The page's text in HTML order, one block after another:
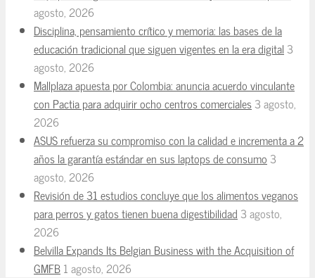
agosto, 2026
Disciplina, pensamiento crítico y memoria: las bases de la
educación tradicional que siguen vigentes en la era digital 3
agosto, 2026
Mallplaza apuesta por Colombia: anuncia acuerdo vinculante
con Pactia para adquirir ocho centros comerciales3 agosto,
2026
ASUS refuerza su compromiso con la calidad e incrementa a 2
años la garantía estándar en sus laptops de consumo 3
agosto, 2026
Revisión de 31 estudios concluye que los alimentos veganos
para perros y gatos tienen buena digestibilidad 3 agosto,
2026
Belvilla Expands Its Belgian Business with the Acquisition of
GMFB1 agosto, 2026